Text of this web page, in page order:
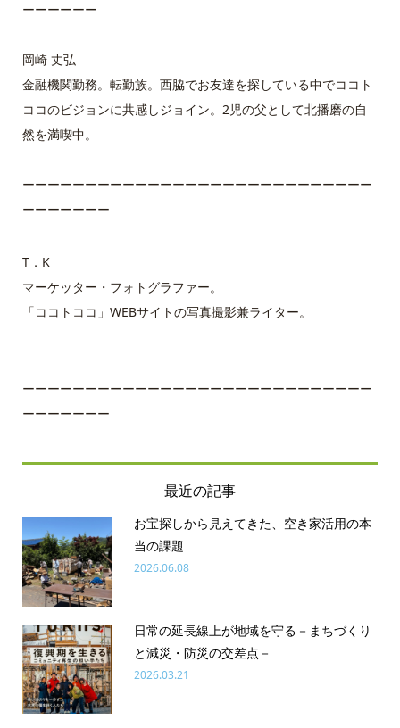
ーーーーーー
岡崎 丈弘
金融機関勤務。転勤族。西脇でお友達を探している中でココト
ココのビジョンに共感しジョイン。2児の父として北播磨の自
然を満喫中。
ーーーーーーーーーーーーーーーーーーーーーーーーーーーー
ーーーーーーー
T．K
マーケッター・フォトグラファー。
「ココトココ」WEBサイトの写真撮影兼ライター。
ーーーーーーーーーーーーーーーーーーーーーーーーーーーー
ーーーーーーー
最近の記事
お宝探しから見えてきた、空き家活用の本
当の課題
2026.06.08
日常の延長線上が地域を守る－まちづくり
と減災・防災の交差点－
2026.03.21